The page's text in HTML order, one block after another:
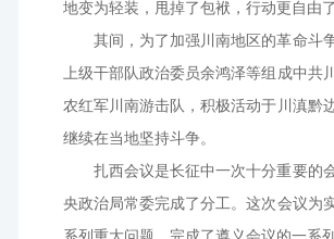
地变为轻装，甩掉了包袱，行动更自由
其间，为了加强川南地区的革命斗
上级干部队政治委员余鸿泽等组成中共
农红军川南游击队，积极活动于川滇黔
继续在当地坚持斗争。
扎西会议是长征中一次十分重要的
央政治局常委完成了分工。这次会议为